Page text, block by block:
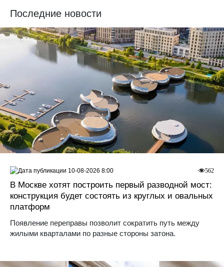
Последние новости
В Москве хотят построить первый разводной мост:
конструкция будет состоять из круглых и овальных
платформ
Появление переправы позволит сократить путь между
жилыми кварталами по разные стороны затона.
562
10-08-2026 8:00